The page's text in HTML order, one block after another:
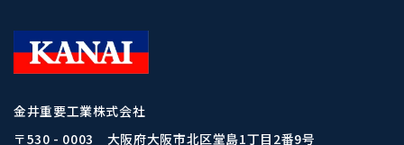
金井重要工業株式会社
〒530 - 0003 大阪府大阪市北区堂島1丁目2番9号